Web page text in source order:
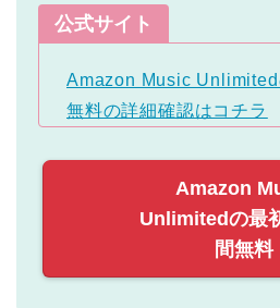
公式サイト
Amazon Music Unlimited
無料の詳細確認はコチラ
Amazon
Unlimitedの最
間無料